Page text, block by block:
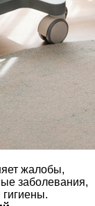
жалобы,
заболевания,